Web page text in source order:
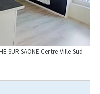
SUR SAONE Centre-Ville-Sud